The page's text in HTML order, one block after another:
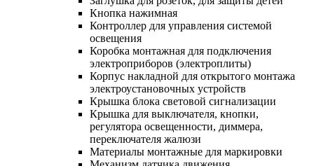
Кнопка нажимная
Контроллер для управления системой
освещения
Коробка монтажная для подключения
электроприборов (электроплиты)
Корпус накладной для открытого монтажа
электроустановочных устройств
Крышка блока световой сигнализации
Крышка для выключателя, кнопки,
регулятора освещенности, диммера,
переключателя жалюзи
Материалы монтажные для маркировки